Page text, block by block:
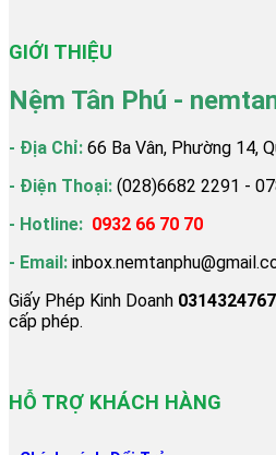
GIỚI THIỆU
Nệm Tân Phú -
- Địa Chỉ: 66 Ba Vân, Phường 14,
- Điện Thoại: (028)6682 2291 -
- Hotline: 0932 66 70 70
- Email:
Giấy Phép Kinh Doanh 0314324767
cấp phép.
HỖ TRỢ KHÁCH HÀNG